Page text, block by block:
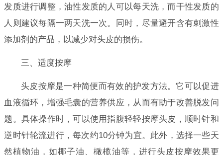
发质进行调整，油性发质的人可以每天洗，而干性发质的
人则建议每隔一两天洗一次。同时，尽量避开含有刺激性
添加剂的产品，以减少对头皮的损伤。
三、适度按摩
头皮按摩是一种简便而有效的护发方法。它可以促进
血液循环，增强毛囊的营养供应，从而有助于改善脱发问
题。具体操作时，可以使用指腹轻轻按摩头皮，顺时针和
逆时针轮流进行，每次约10分钟为宜。此外，选择一些天
然植物油，如椰子油、橄榄油等，进行头皮按摩效果更